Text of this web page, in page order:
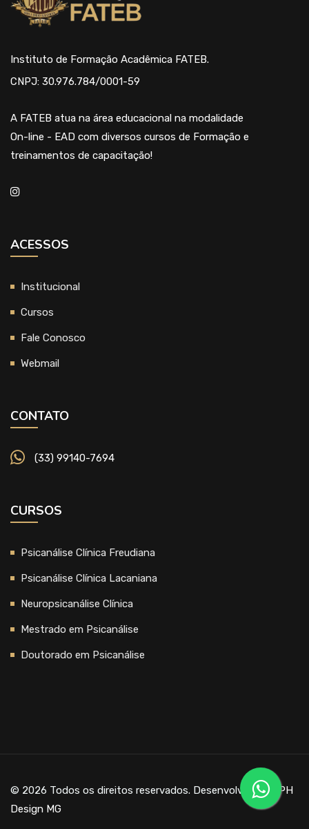
Instituto de Formação Acadêmica FATEB.
CNPJ: 30.976.784/0001-59
A FATEB atua na área educacional na modalidade
On-line - EAD com diversos cursos de Formação e
treinamentos de capacitação!
ACESSOS
Institucional
Cursos
Fale Conosco
Webmail
CONTATO
(33) 99140-7694
CURSOS
Psicanálise Clínica Freudiana
Psicanálise Clínica Lacaniana
Neuropsicanálise Clínica
Mestrado em Psicanálise
Doutorado em Psicanálise
© 2026 Todos os direitos reservados. Desenvolvido por
PH
Design MG